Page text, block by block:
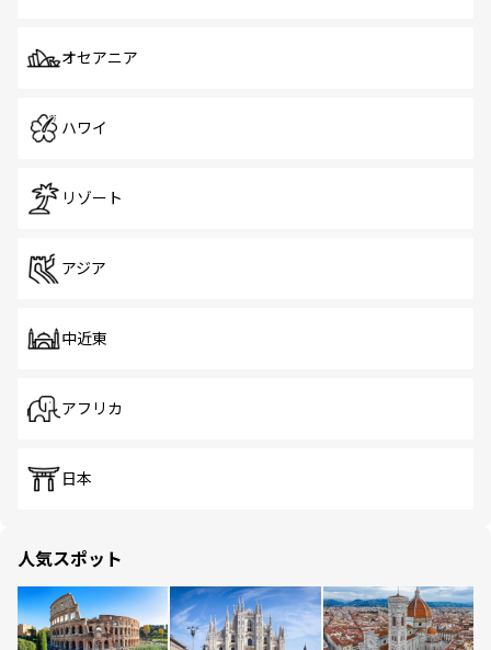
オセアニア
ハワイ
リゾート
アジア
中近東
アフリカ
日本
人気スポット